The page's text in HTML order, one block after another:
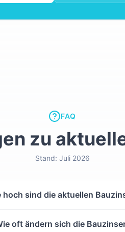
FAQ
zu
Stand: Juli 2026
hoch sind die aktuellen
oft ändern sich die